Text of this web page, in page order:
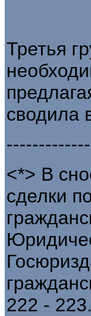
Третья
сводила
<*> В
сделки
222 - 223.